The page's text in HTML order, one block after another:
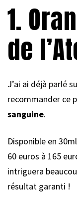
1.
de
J’ai ai déjà parlé
recommander ce
sanguine.
Disponible en
60 euros à 165
intriguera
résultat garanti !